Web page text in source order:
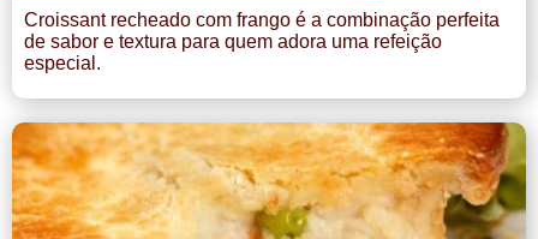
Croissant recheado com frango é a combinação perfeita
de sabor e textura para quem adora uma refeição
especial.